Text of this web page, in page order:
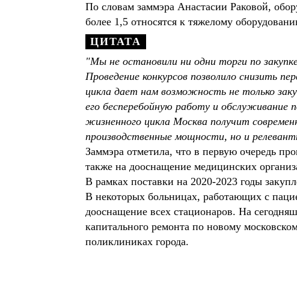
По словам заммэра Анастасии Раковой,
более 1,5 относятся к тяжелому
"Мы не остановили ни одни торги по
Проведение конкурсов позволило снизить
цикла дает нам возможность не только
его бесперебойную работу и
жизненного цикла Москва получит
производственные мощности, но и
Заммэра отметила, что в первую очередь
также на дооснащение медицинских
В рамках поставки на 2020-2023 годы
В некоторых больницах, работающих с
дооснащение всех стационаров. На
капитального ремонта по новому
поликлиниках города.